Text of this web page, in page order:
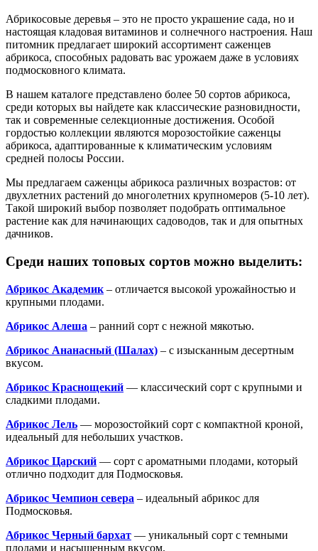
Абрикосовые деревья – это не просто украшение сада, но и
настоящая кладовая витаминов и солнечного настроения. Наш
питомник предлагает широкий ассортимент саженцев
абрикоса, способных радовать вас урожаем даже в условиях
подмосковного климата.
В нашем каталоге представлено более 50 сортов абрикоса,
среди которых вы найдете как классические разновидности,
так и современные селекционные достижения. Особой
гордостью коллекции являются морозостойкие саженцы
абрикоса, адаптированные к климатическим условиям
средней полосы России.
Мы предлагаем саженцы абрикоса различных возрастов: от
двухлетних растений до многолетних крупномеров (5-10 лет).
Такой широкий выбор позволяет подобрать оптимальное
растение как для начинающих садоводов, так и для опытных
дачников.
Среди наших топовых сортов можно выделить:
Абрикос Академик – отличается высокой урожайностью и
крупными плодами.
Абрикос Алеша – ранний сорт с нежной мякотью.
Абрикос Ананасный (Шалах) – с изысканным десертным
вкусом.
Абрикос Краснощекий — классический сорт с крупными и
сладкими плодами.
Абрикос Лель — морозостойкий сорт с компактной кроной,
идеальный для небольших участков.
Абрикос Царский — сорт с ароматными плодами, который
отлично подходит для Подмосковья.
Абрикос Чемпион севера – идеальный абрикос для
Подмосковья.
Абрикос Черный бархат — уникальный сорт с темными
плодами и насыщенным вкусом.